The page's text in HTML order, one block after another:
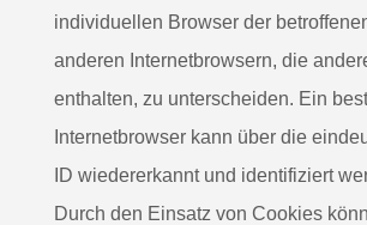
individuellen Browser der
anderen Internetbrowsern, die
enthalten, zu unterscheiden. Ein
Internetbrowser kann über die
ID wiedererkannt und identifiziert
Durch den Einsatz von Cookies